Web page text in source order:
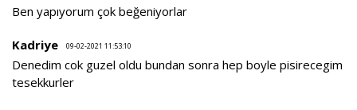
Ben yapıyorum çok beğeniyorlar
Kadriye 09-02-2021 11:53:10
Denedim cok guzel oldu bundan sonra hep boyle pisirecegim
tesekkurler